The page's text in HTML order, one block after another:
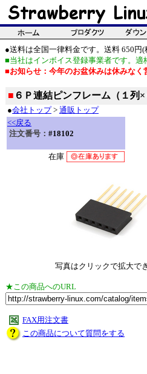
●送料は全国一律料金です。送料 650円
■当社はインボイス登録事業者です。
■お知らせ：今年のお盆休みは休みなく
■ ６Ｐ連結ピンフレーム（１列×
●会社トップ> 通販トップ
<<戻る
注文番号： #18102
在庫
写真はクリックで拡大で
★この商品へのURL
FAX用注文書
この商品について質問をする